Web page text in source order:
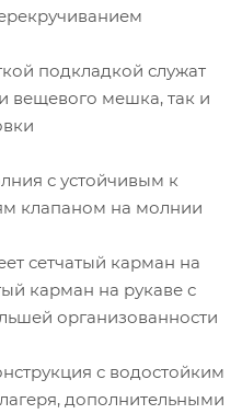
подкладкой служат
вещевого мешка, так и
с устойчивым к
клапаном на молнии
сетчатый карман на
карман на рукаве с
организованности
с водостойким
дополнительными